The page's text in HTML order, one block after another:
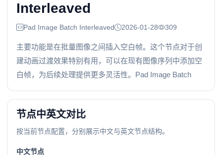
Interleaved
Pad Image Batch Interleaved 2026-01-28 309
主要功能是在批量图像之间插入空白帧。这个节点对于创
建动画过渡效果特别有用，可以在现有图像序列中添加空
白帧，为后续处理提供更多灵活性。Pad Image Batch
节点中英文对比
按当前节点配置，分别展示中文与英文节点结构。
中文节点